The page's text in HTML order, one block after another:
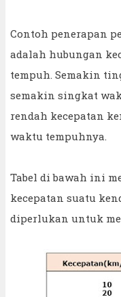
Contoh penerapan
adalah hubungan
tempuh. Semakin
semakin singkat
rendah kecepatan
waktu tempuhnya.
Tabel di bawah ini
kecepatan suatu
diperlukan untuk